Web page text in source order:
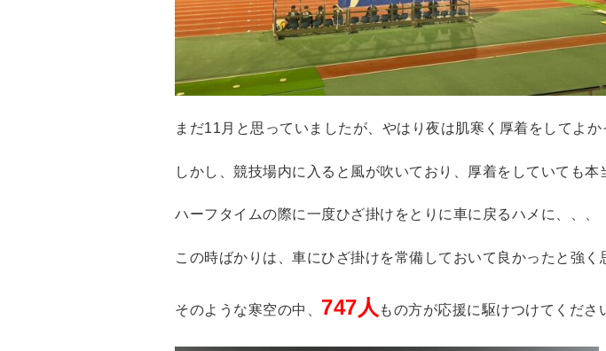
まだ11月と思っていましたが、やはり夜は肌寒く厚着をしてよか
しかし、競技場内に入ると風が吹いており、厚着をしていても
ハーフタイムの際に一度ひざ掛けをとりに車に戻るハメに、、、
この時ばかりは、車にひざ掛けを常備しておいて良かったと強く
そのような寒空の中、 747人 もの方が応援に駆けつけてくださ